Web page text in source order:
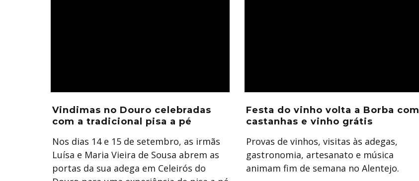
Vindimas no Douro celebradas
com a tradicional pisa a pé
Nos dias 14 e 15 de setembro, as irmãs
Luísa e Maria Vieira de Sousa abrem as
portas da sua adega em Celeirós do
Festa do vinho volta a Borba com
castanhas e vinho grátis
Provas de vinhos, visitas às adegas,
gastronomia, artesanato e música
animam fim de semana no Alentejo.